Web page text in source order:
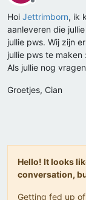
Offline
Hoi Jettrimborn, ik
aanleveren die
jullie pws. Wij zijn
jullie pws te maken
Als jullie nog
Groetjes, Cian
Hello! It looks
conversation,
Getting fed up